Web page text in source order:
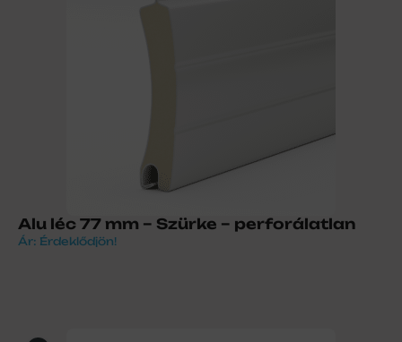
Alu léc 77 mm – Szürke – perforálatlan
Ár: Érdeklődjön!